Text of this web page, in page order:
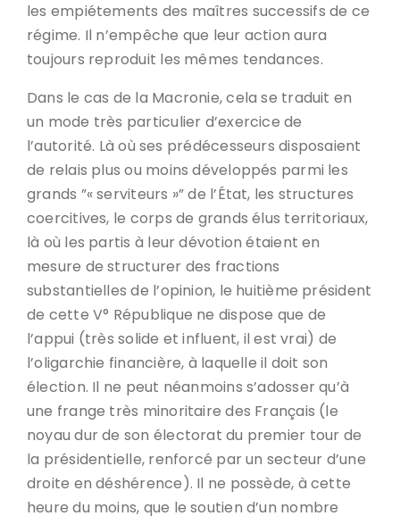
les empiétements des maîtres successifs de ce
régime. Il n’empêche que leur action aura
toujours reproduit les mêmes tendances.
Dans le cas de la Macronie, cela se traduit en
un mode très particulier d’exercice de
l’autorité. Là où ses prédécesseurs disposaient
de relais plus ou moins développés parmi les
grands ”« serviteurs »” de l’État, les structures
coercitives, le corps de grands élus territoriaux,
là où les partis à leur dévotion étaient en
mesure de structurer des fractions
substantielles de l’opinion, le huitième président
de cette V° République ne dispose que de
l’appui (très solide et influent, il est vrai) de
l’oligarchie financière, à laquelle il doit son
élection. Il ne peut néanmoins s’adosser qu’à
une frange très minoritaire des Français (le
noyau dur de son électorat du premier tour de
la présidentielle, renforcé par un secteur d’une
droite en déshérence). Il ne possède, à cette
heure du moins, que le soutien d’un nombre